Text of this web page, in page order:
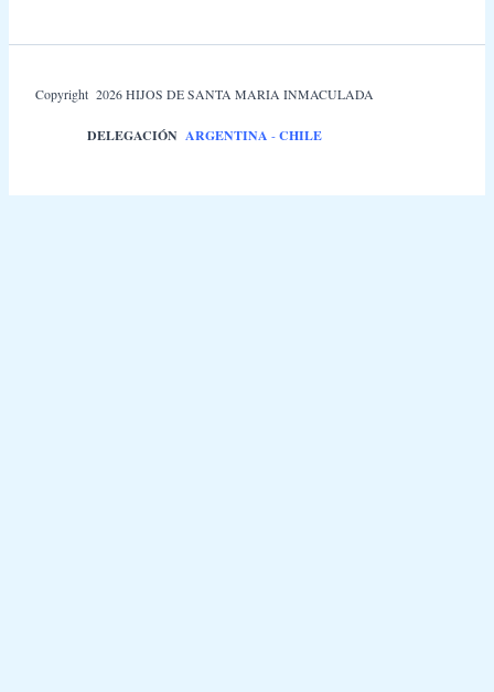
Copyright 2026 HIJOS DE SANTA MARIA INMACULADA
DELEGACIÓN ARGENTINA -CHILE